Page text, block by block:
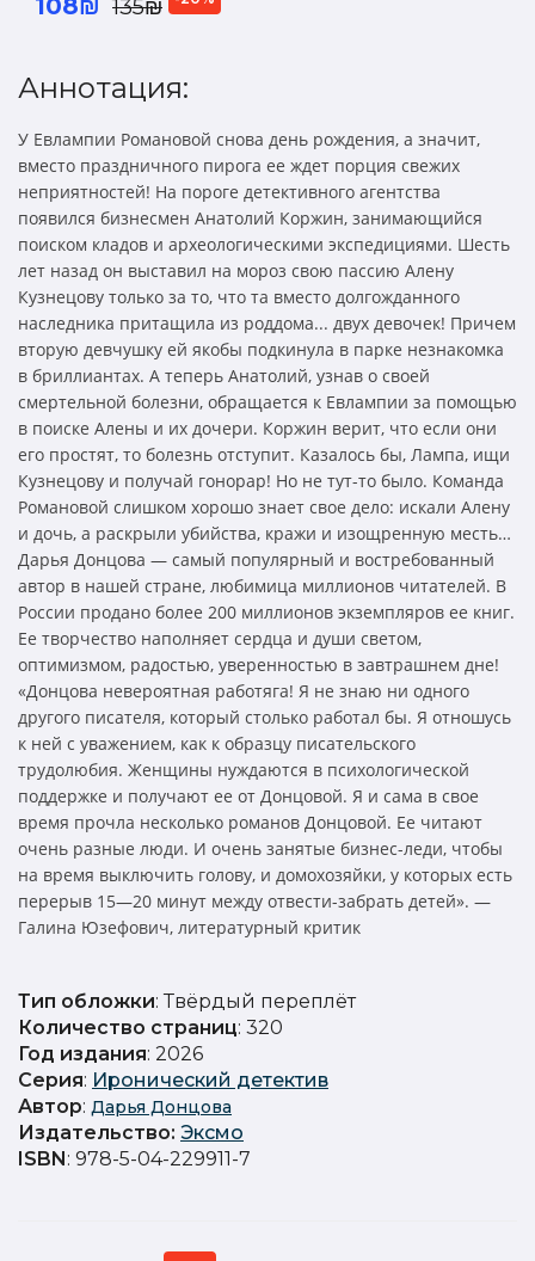
135₪
Аннотация:
У Евлампии Романовой снова день рождения, а значит,
вместо праздничного пирога ее ждет порция свежих
неприятностей! На пороге детективного агентства
появился бизнесмен Анатолий Коржин, занимающийся
поиском кладов и археологическими экспедициями. Шесть
лет назад он выставил на мороз свою пассию Алену
Кузнецову только за то, что та вместо долгожданного
наследника притащила из роддома... двух девочек! Причем
вторую девчушку ей якобы подкинула в парке незнакомка
в бриллиантах. А теперь Анатолий, узнав о своей
смертельной болезни, обращается к Евлампии за помощью
в поиске Алены и их дочери. Коржин верит, что если они
его простят, то болезнь отступит. Казалось бы, Лампа, ищи
Кузнецову и получай гонорар! Но не тут-то было. Команда
Романовой слишком хорошо знает свое дело: искали Алену
и дочь, а раскрыли убийства, кражи и изощренную месть…
Дарья Донцова — самый популярный и востребованный
автор в нашей стране, любимица миллионов читателей. В
России продано более 200 миллионов экземпляров ее книг.
Ее творчество наполняет сердца и души светом,
оптимизмом, радостью, уверенностью в завтрашнем дне!
«Донцова невероятная работяга! Я не знаю ни одного
другого писателя, который столько работал бы. Я отношусь
к ней с уважением, как к образцу писательского
трудолюбия. Женщины нуждаются в психологической
поддержке и получают ее от Донцовой. Я и сама в свое
время прочла несколько романов Донцовой. Ее читают
очень разные люди. И очень занятые бизнес-леди, чтобы
на время выключить голову, и домохозяйки, у которых есть
перерыв 15—20 минут между отвести-забрать детей». —
Галина Юзефович, литературный критик
Тип обложки: Твёрдый переплёт
Количество страниц: 320
Год издания: 2026
Серия: Иронический детектив
Автор: Дарья Донцова
Издательство: Эксмо
ISBN: 978-5-04-229911-7